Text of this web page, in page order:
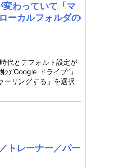
わっていて「マ
ーカルフォルダの
代とデフォルト設定が
”Google ドライブ”」
ーリングする」を選択
トレーナー／パー